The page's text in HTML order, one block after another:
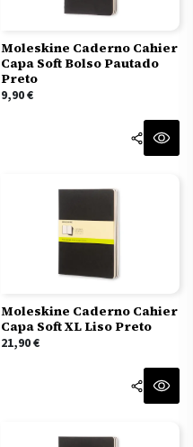
Moleskine Caderno Cahier
Capa Soft Bolso Pautado
Preto
9,90€
Moleskine Caderno Cahier
Capa Soft XL Liso Preto
21,90€